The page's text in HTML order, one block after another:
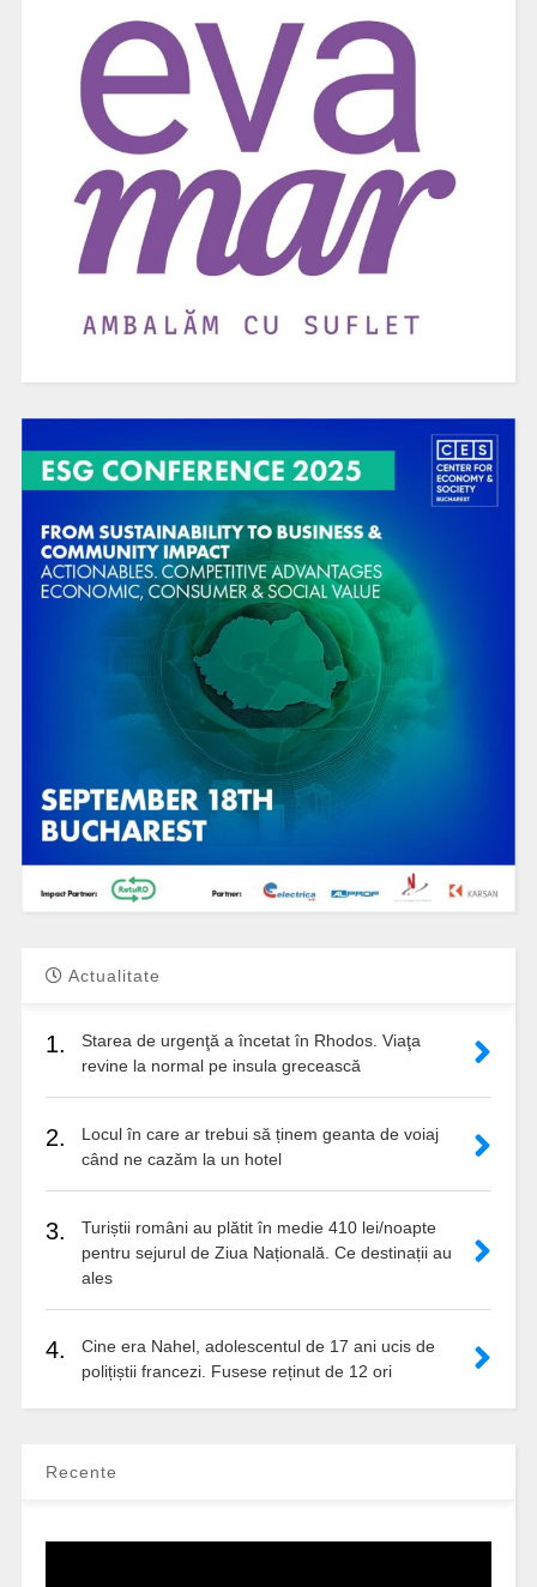
Actualitate
1.
Starea de urgenţă a încetat în Rhodos. Viaţa
revine la normal pe insula grecească
2.
Locul în care ar trebui să ținem geanta de voiaj
când ne cazăm la un hotel
3.
Turiștii români au plătit în medie 410 lei/noapte
pentru sejurul de Ziua Națională. Ce destinații au
ales
4.
Cine era Nahel, adolescentul de 17 ani ucis de
polițiștii francezi. Fusese reținut de 12 ori
Recente